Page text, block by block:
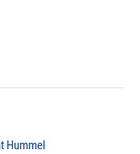
Hummel